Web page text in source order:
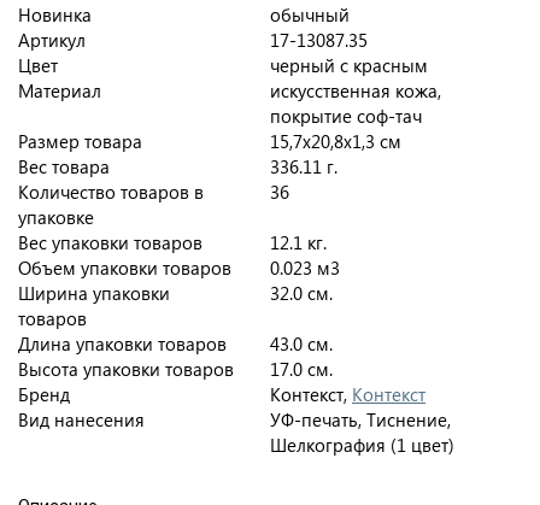
Новинка
обычный
Артикул
17-13087.35
Цвет
черный с красным
Материал
искусственная кожа,
покрытие соф-тач
Размер товара
15,7х20,8х1,3 см
Вес товара
336.11 г.
Количество товаров в
упаковке
36
Вес упаковки товаров
12.1 кг.
Объем упаковки товаров
0.023 м3
Ширина упаковки
товаров
32.0 см.
Длина упаковки товаров
43.0 см.
Высота упаковки товаров
17.0 см.
Бренд
Контекст, Контекст
Вид нанесения
УФ-печать, Тиснение,
Шелкография (1 цвет)